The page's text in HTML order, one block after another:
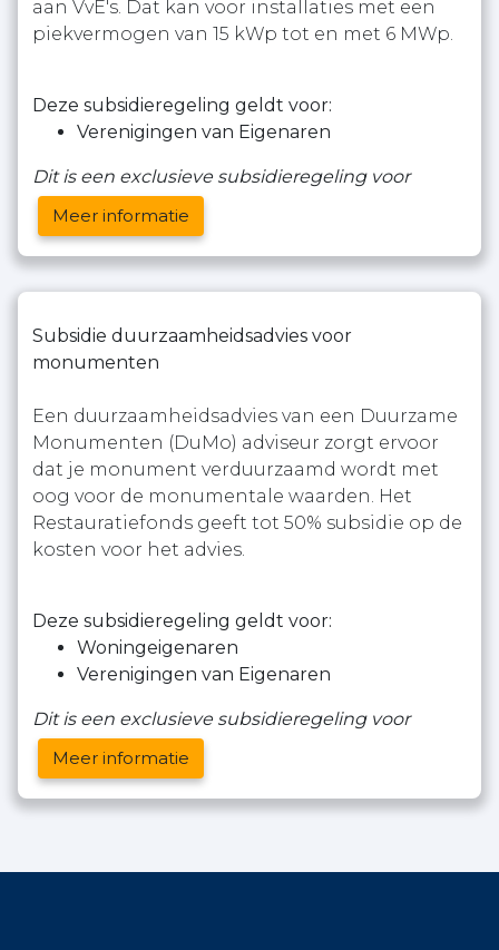
aan VvE's. Dat kan voor installaties met een
piekvermogen van 15 kWp tot en met 6 MWp.
Deze subsidieregeling geldt voor:
Verenigingen van Eigenaren
Dit is een exclusieve subsidieregeling voor
Meer informatie
Subsidie duurzaamheidsadvies voor
monumenten
Een duurzaamheidsadvies van een Duurzame
Monumenten (DuMo) adviseur zorgt ervoor
dat je monument verduurzaamd wordt met
oog voor de monumentale waarden. Het
Restauratiefonds geeft tot 50% subsidie op de
kosten voor het advies.
Deze subsidieregeling geldt voor:
Woningeigenaren
Verenigingen van Eigenaren
Dit is een exclusieve subsidieregeling voor
Meer informatie